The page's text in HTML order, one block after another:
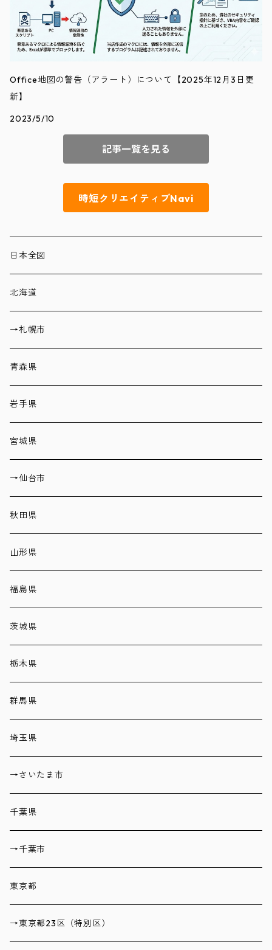
Office地図の警告（アラート）について【2025年12月3日更
新】
2023/5/10
記事一覧を見る
時短クリエイティブNavi
日本全図
北海道
→札幌市
青森県
岩手県
宮城県
→仙台市
秋田県
山形県
福島県
茨城県
栃木県
群馬県
埼玉県
→さいたま市
千葉県
→千葉市
東京都
→東京都23区（特別区）